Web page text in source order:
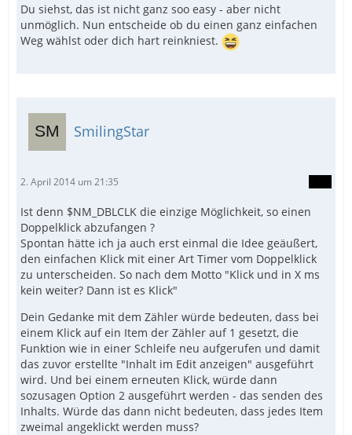
Du siehst, das ist nicht ganz soo easy - aber nicht
unmöglich. Nun entscheide ob du einen ganz einfachen
Weg wählst oder dich hart reinkniest.
SmilingStar
2. April 2014 um 21:35
Ist denn $NM_DBLCLK die einzige Möglichkeit, so einen
Doppelklick abzufangen ?
Spontan hätte ich ja auch erst einmal die Idee geäußert,
den einfachen Klick mit einer Art Timer vom Doppelklick
zu unterscheiden. So nach dem Motto "Klick und in X ms
kein weiter? Dann ist es Klick"
Dein Gedanke mit dem Zähler würde bedeuten, dass bei
einem Klick auf ein Item der Zähler auf 1 gesetzt, die
Funktion wie in einer Schleife neu aufgerufen und damit
das zuvor erstellte "Inhalt im Edit anzeigen" ausgeführt
wird. Und bei einem erneuten Klick, würde dann
sozusagen Option 2 ausgeführt werden - das senden des
Inhalts. Würde das dann nicht bedeuten, dass jedes Item
zweimal angeklickt werden muss?